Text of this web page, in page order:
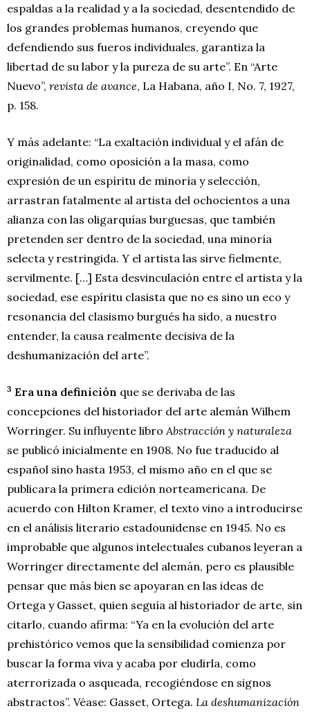
espaldas a la realidad y a la sociedad, desentendido de
los grandes problemas humanos, creyendo que
defendiendo sus fueros individuales, garantiza la
libertad de su labor y la pureza de su arte”. En “Arte
Nuevo”, revista de avance, La Habana, año I, No. 7, 1927,
p. 158.
Y más adelante: “La exaltación individual y el afán de
originalidad, como oposición a la masa, como
expresión de un espíritu de minoría y selección,
arrastran fatalmente al artista del ochocientos a una
alianza con las oligarquías burguesas, que también
pretenden ser dentro de la sociedad, una minoría
selecta y restringida. Y el artista las sirve fielmente,
servilmente. […] Esta desvinculación entre el artista y la
sociedad, ese espíritu clasista que no es sino un eco y
resonancia del clasismo burgués ha sido, a nuestro
entender, la causa realmente decisiva de la
deshumanización del arte”.
3 Era una definición que se derivaba de las
concepciones del historiador del arte alemán Wilhem
Worringer. Su influyente libro Abstracción y naturaleza
se publicó inicialmente en 1908. No fue traducido al
español sino hasta 1953, el mismo año en el que se
publicara la primera edición norteamericana. De
acuerdo con Hilton Kramer, el texto vino a introducirse
en el análisis literario estadounidense en 1945. No es
improbable que algunos intelectuales cubanos leyeran a
Worringer directamente del alemán, pero es plausible
pensar que más bien se apoyaran en las ideas de
Ortega y Gasset, quien seguía al historiador de arte, sin
citarlo, cuando afirma: “Ya en la evolución del arte
prehistórico vemos que la sensibilidad comienza por
buscar la forma viva y acaba por eludirla, como
aterrorizada o asqueada, recogiéndose en signos
abstractos”. Véase: Gasset, Ortega. La deshumanización